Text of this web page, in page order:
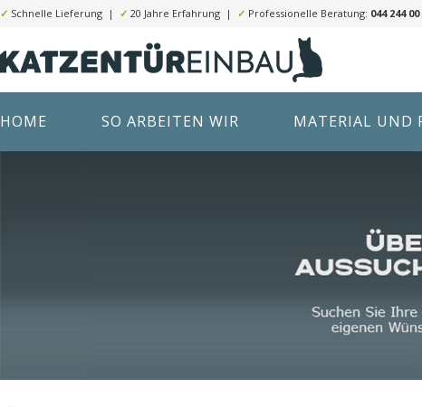
✓ Schnelle Lieferung | ✓ 20 Jahre Erfahrung | ✓ Professionelle Beratung: 044 244 00
HOME SO ARBEITEN WIR MATERIAL UND